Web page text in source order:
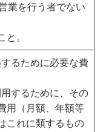
業を行う者でない
と。
るために必要な費
するために、その
用（月額、年額等
これに類するもの